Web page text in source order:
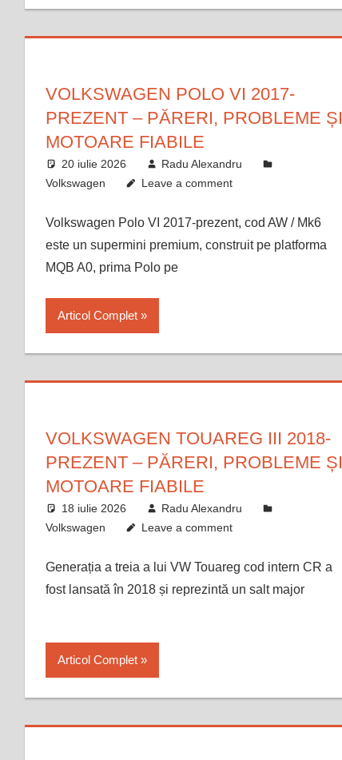
VOLKSWAGEN POLO VI 2017-
PREZENT – PĂRERI, PROBLEME ȘI
MOTOARE FIABILE
20 iulie 2026
Radu Alexandru
Volkswagen
Leave a comment
Volkswagen Polo VI 2017-prezent, cod AW / Mk6
este un supermini premium, construit pe platforma
MQB A0, prima Polo pe
Articol Complet
VOLKSWAGEN TOUAREG III 2018-
PREZENT – PĂRERI, PROBLEME ȘI
MOTOARE FIABILE
18 iulie 2026
Radu Alexandru
Volkswagen
Leave a comment
Generația a treia a lui VW Touareg cod intern CR a
fost lansată în 2018 și reprezintă un salt major
Articol Complet